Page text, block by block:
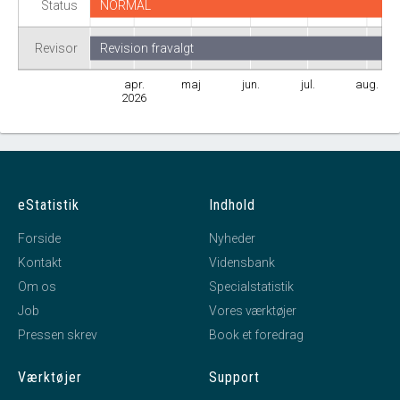
Status
Revisor
apr.
2026
maj jun. jul. aug.
NORMAL
Revision fravalgt
eStatistik
Forside
Kontakt
Om os
Job
Pressen skrev
Indhold
Nyheder
Vidensbank
Specialstatistik
Vores værktøjer
Book et foredrag
Værktøjer Support